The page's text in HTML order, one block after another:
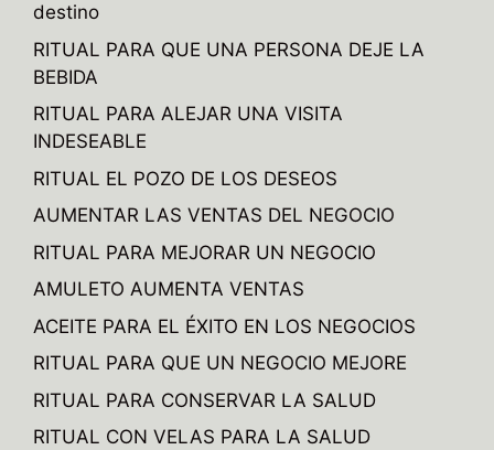
destino
RITUAL PARA QUE UNA PERSONA DEJE LA
BEBIDA
RITUAL PARA ALEJAR UNA VISITA
INDESEABLE
RITUAL EL POZO DE LOS DESEOS
AUMENTAR LAS VENTAS DEL NEGOCIO
RITUAL PARA MEJORAR UN NEGOCIO
AMULETO AUMENTA VENTAS
ACEITE PARA EL ÉXITO EN LOS NEGOCIOS
RITUAL PARA QUE UN NEGOCIO MEJORE
RITUAL PARA CONSERVAR LA SALUD
RITUAL CON VELAS PARA LA SALUD